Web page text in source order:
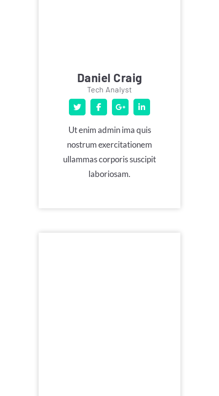
Daniel Craig
Tech Analyst
Ut enim admin ima quis
nostrum exercitationem
ullammas corporis suscipit
laboriosam.